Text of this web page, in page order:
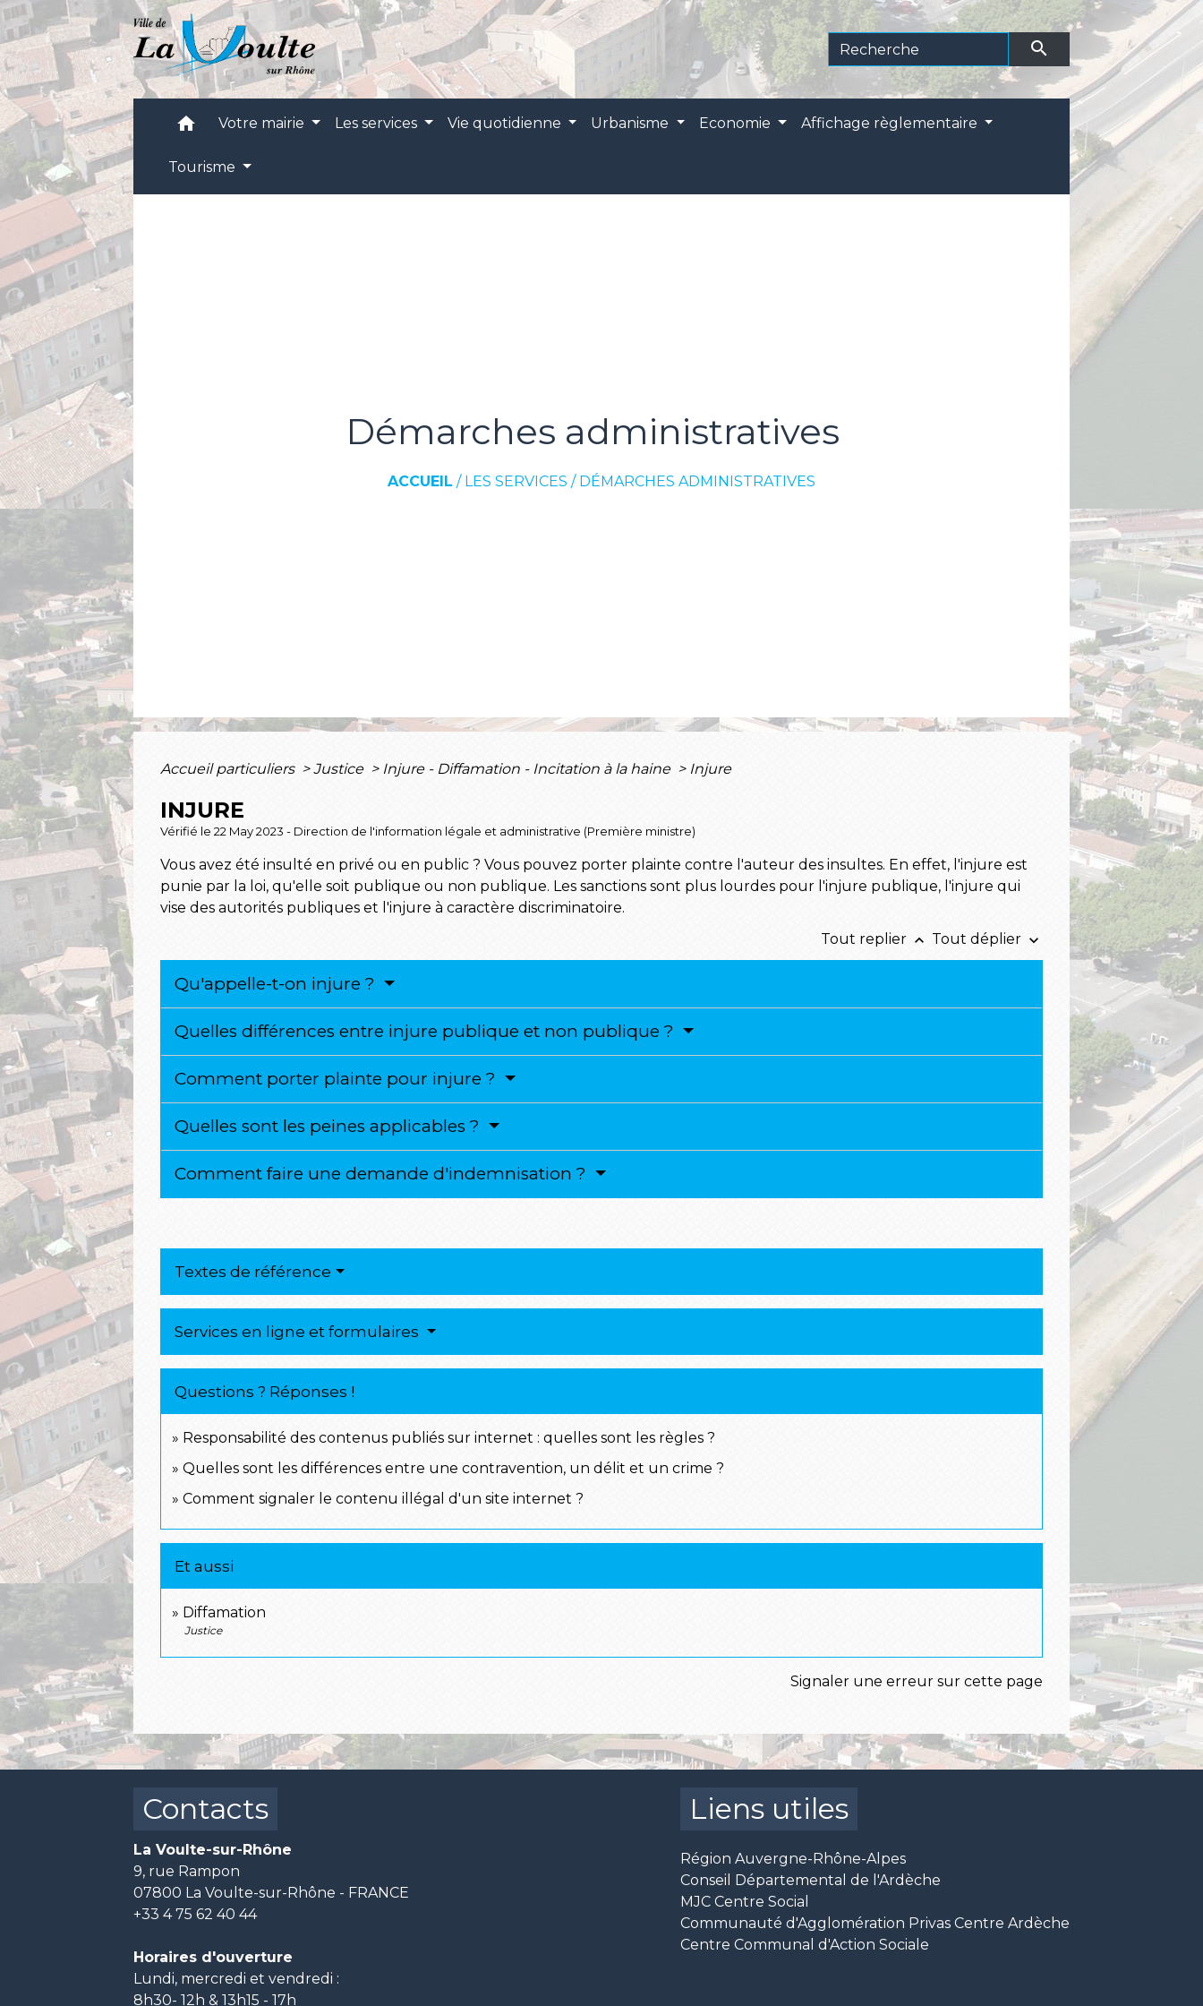
search
home Votre mairie Les services Vie quotidienne Urbanisme Economie Affichage règlementaire
Tourisme
Démarches administratives
ACCUEIL / LES SERVICES / DÉMARCHES ADMINISTRATIVES
Accueil particuliers > Justice > Injure - Diffamation - Incitation à la haine > Injure
INJURE
Vérifié le 22 May 2023 - Direction de l'information légale et administrative (Première ministre)
Vous avez été insulté en privé ou en public ? Vous pouvez porter plainte contre l'auteur des insultes. En effet, l'injure est
punie par la loi, qu'elle soit publique ou non publique. Les sanctions sont plus lourdes pour l'injure publique, l'injure qui
vise des autorités publiques et l'injure à caractère discriminatoire.
Tout replier keyboard_arrow_up Tout déplier keyboard_arrow_down
Qu'appelle-t-on injure ?
Quelles différences entre injure publique et non publique ?
Comment porter plainte pour injure ?
Quelles sont les peines applicables ?
Comment faire une demande d'indemnisation ?
Textes de référence
Services en ligne et formulaires
Questions ? Réponses !
Responsabilité des contenus publiés sur internet : quelles sont les règles ?
Quelles sont les différences entre une contravention, un délit et un crime ?
Comment signaler le contenu illégal d'un site internet ?
Et aussi
Diffamation
Justice
Signaler une erreur sur cette page
Contacts
La Voulte-sur-Rhône
9, rue Rampon
07800 La Voulte-sur-Rhône - FRANCE
+33 4 75 62 40 44
Horaires d'ouverture
Lundi, mercredi et vendredi :
8h30- 12h & 13h15 - 17h
Liens utiles
Région Auvergne-Rhône-Alpes
Conseil Départemental de l'Ardèche
MJC Centre Social
Communauté d'Agglomération Privas Centre Ardèche
Centre Communal d'Action Sociale